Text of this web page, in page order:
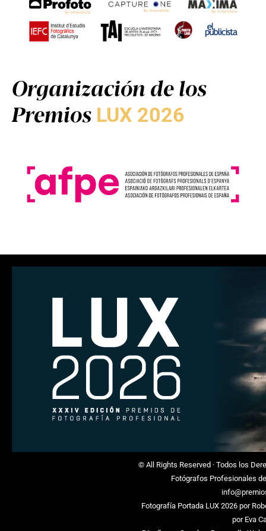
Organización de los
Premios LUX 2026
© All Rights Reserved · Todos los
Fotógrafos Profesionales
Fotografía Portada LUX 2026 por
por Eva